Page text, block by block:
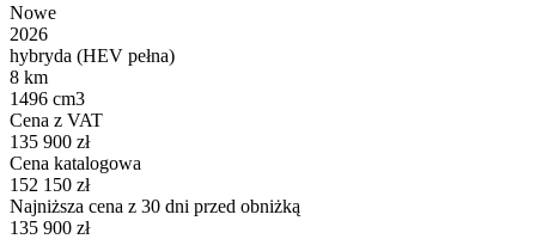
Nowe
2026
hybryda (HEV pełna)
8 km
1496 cm3
Cena z VAT
135 900 zł
Cena katalogowa
152 150 zł
Najniższa cena z 30 dni przed obniżką
135 900 zł